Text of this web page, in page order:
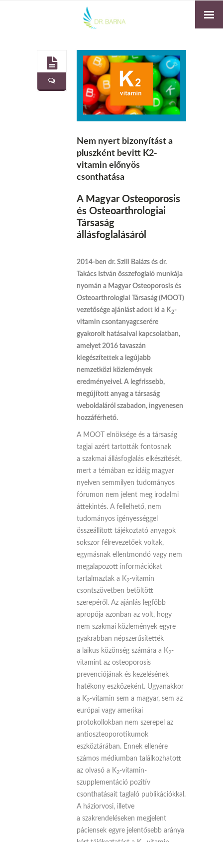
Nem nyert bizonyítást a
pluszként bevitt K2-
vitamin előnyös
csonthatása
A Magyar Osteoporosis
és Osteoarthrologiai
Társaság
állásfoglalásáról
2014-ben dr. Szili Balázs és dr.
Takács István összefoglaló munkája
nyomán a Magyar Osteoporosis és
Osteoarthrologiai Társaság (MOOT)
vezetősége ajánlást adott ki a K 2-
vitamin csontanyagcserére
gyakorolt hatásaival kapcsolatban,
amelyet 2016 tavaszán
kiegészítettek a legújabb
nemzetközi közlemények
eredményeivel. A legfrissebb,
megújított anyag a társaság
weboldaláról szabadon, ingyenesen
hozzáférhető.
A MOOT elnöksége és a társaság
tagjai azért tartották fontosnak
a szakmai állásfoglalás elkészítését,
mert a témában ez idáig magyar
nyelven semmilyen tudományos
fórumon nem jelent meg irodalmi
áttekintés. A fellelhető, nem
tudományos igényességgel
összeállított tájékoztató anyagok
sokszor félrevezetőek voltak,
egymásnak ellentmondó vagy nem
megalapozott információkat
tartalmaztak a K 2-vitamin
csontszövetben betöltött
szerepéről. Az ajánlás legfőbb
apropója azonban az volt, hogy
nem szakmai közlemények egyre
gyakrabban népszerűsítették
a laikus közönség számára a K 2-
vitamint az osteoporosis
prevenciójának és kezelésének
hatékony eszközeként. Ugyanakkor
a K 2-vitamin sem a magyar, sem az
európai vagy amerikai
protokollokban nem szerepel az
antioszteoporotikumok
eszköztárában. Ennek ellenére
számos médiumban találkozhatott
az olvasó a K 2-vitamin-
szupplementáció pozitív
csonthatásait taglaló publikációkkal.
A háziorvosi, illetve
a szakrendeléseken megjelent
páciensek egyre jelentősebb aránya